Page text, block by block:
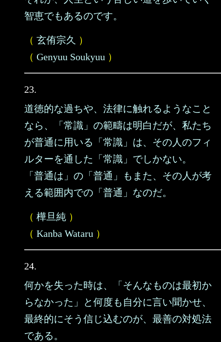
智恵でもあるのです。
（ 玄侑宗久 ）
（ Genyuu Soukyuu ）
23.
道徳的な過ちや、法律に触れるようなこと
なら、「常識」の範疇は明白だが、私たち
が普通に用いる「常識」は、その人のフィ
ルターを通した「常識」でしかない。
「普通は」の「普通」もまた、その人が考
える範囲内での「普通」なのだ。
（ 樺旦純 ）
（ Kanba Wataru ）
24.
何かを失った時は、「そんなものは最初か
らなかった」と何度も自分に言い聞かせ、
最終的にそう信じ込むのが、最善の対処法
である。